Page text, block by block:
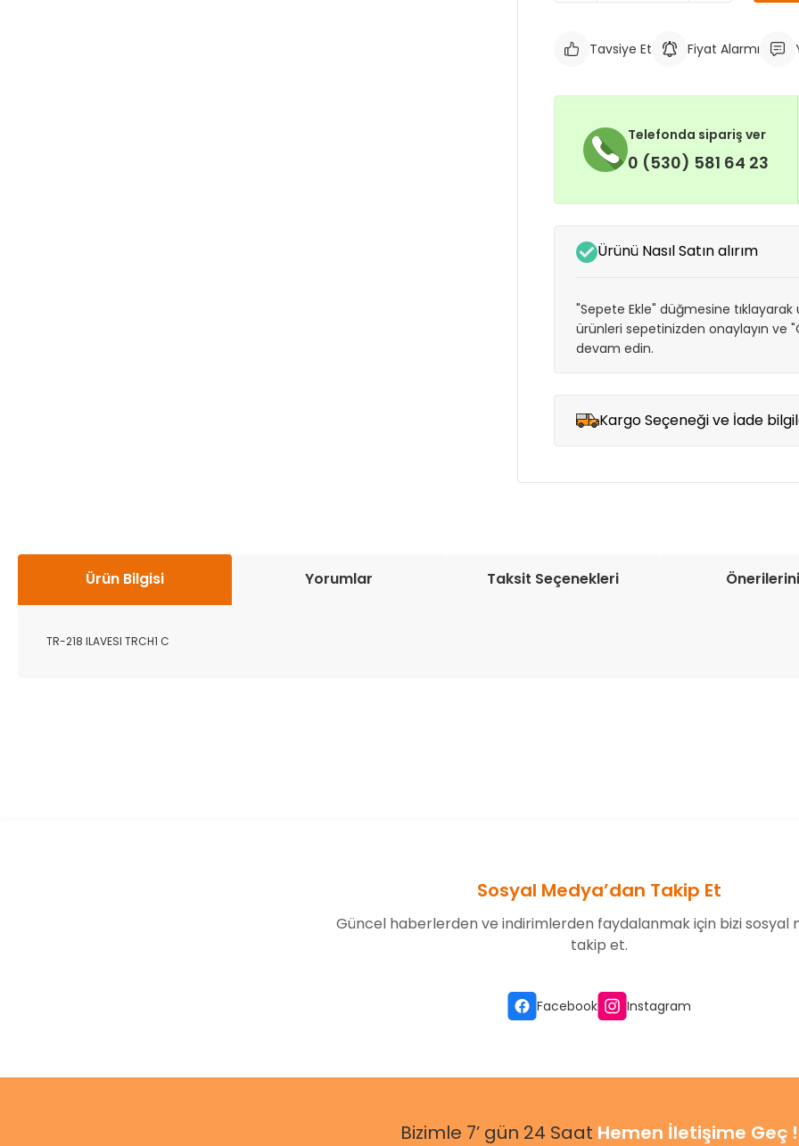
Tavsiye Et Fiyat Alarmı
Telefonda sipariş ver
0 (530) 581 64 23
Ürünü Nasıl Satın alırım
"Sepete Ekle" düğmesine
ürünleri sepetinizden onaylayın ve
devam edin.
Kargo Seçeneği ve İade
Ürün Bilgisi Yorumlar Taksit Seçenekleri
TR-218 ILAVESI TRCH1 C
Gönder
Sosyal Medya’dan Takip Et
Güncel haberlerden ve indirimlerden faydalanmak için bizi sosyal
takip et.
Facebook Instagram
Bizimle 7’ gün 24 Saat Hemen İletişime Geç !